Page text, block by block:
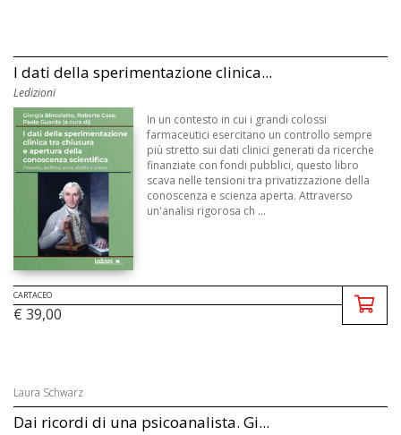
I dati della sperimentazione clinica...
Ledizioni
In un contesto in cui i grandi colossi
farmaceutici esercitano un controllo sempre
più stretto sui dati clinici generati da ricerche
finanziate con fondi pubblici, questo libro
scava nelle tensioni tra privatizzazione della
conoscenza e scienza aperta. Attraverso
un'analisi rigorosa ch ...
CARTACEO
€ 39,00
Laura Schwarz
Dai ricordi di una psicoanalista. Gi...